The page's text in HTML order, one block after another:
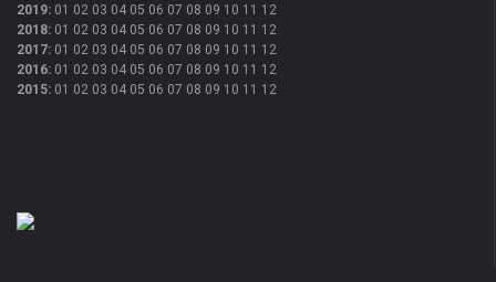
2019: 01 02 03 04 05 06 07 08 09 10 11 12
2018: 01 02 03 04 05 06 07 08 09 10 11 12
2017: 01 02 03 04 05 06 07 08 09 10 11 12
2016: 01 02 03 04 05 06 07 08 09 10 11 12
2015: 01 02 03 04 05 06 07 08 09 10 11 12